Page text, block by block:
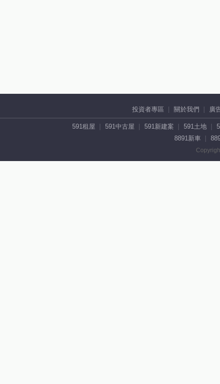
投資者專區 關於我們 廣
591租屋 591中古屋 591新建案 591土地
8891新車